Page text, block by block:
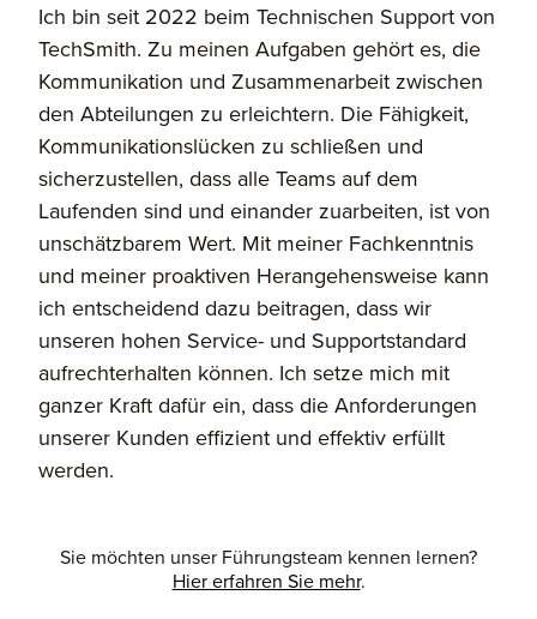
Ich bin seit 2022 beim Technischen Support von
TechSmith. Zu meinen Aufgaben gehört es, die
Kommunikation und Zusammenarbeit zwischen
den Abteilungen zu erleichtern. Die Fähigkeit,
Kommunikationslücken zu schließen und
sicherzustellen, dass alle Teams auf dem
Laufenden sind und einander zuarbeiten, ist von
unschätzbarem Wert. Mit meiner Fachkenntnis
und meiner proaktiven Herangehensweise kann
ich entscheidend dazu beitragen, dass wir
unseren hohen Service- und Supportstandard
aufrechterhalten können. Ich setze mich mit
ganzer Kraft dafür ein, dass die Anforderungen
unserer Kunden effizient und effektiv erfüllt
werden.
Sie möchten unser Führungsteam kennen lernen?
Hier erfahren Sie mehr.